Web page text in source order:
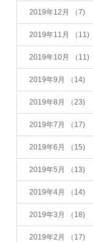
2019年12月 （7)
2019年11月 （11)
2019年10月 （11)
2019年9月 （14)
2019年8月 （23)
2019年7月 （17)
2019年6月 （15)
2019年5月 （13)
2019年4月 （14)
2019年3月 （18)
2019年2月 （17)